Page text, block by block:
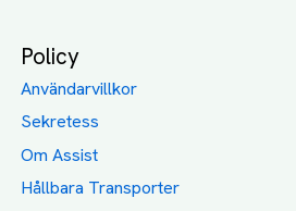
Policy
Användarvillkor
Sekretess
Om Assist
Hållbara Transporter